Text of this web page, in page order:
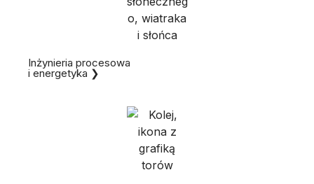
Inżynieria procesowa
i energetyka ❯